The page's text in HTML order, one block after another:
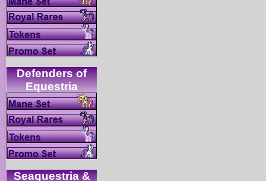
Defenders of
Seaquestria &